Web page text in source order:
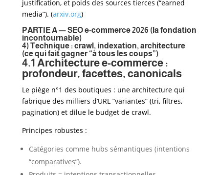
justification, et poids des sources tierces (“earned
media”). (arxiv.org)
PARTIE A — SEO e-commerce 2026 (la fondation
incontournable)
4) Technique : crawl, indexation, architecture
(ce qui fait gagner “à tous les coups”)
4.1 Architecture e-commerce :
profondeur, facettes, canonicals
Le piège n°1 des boutiques : une architecture qui
fabrique des milliers d’URL “variantes” (tri, filtres,
pagination) et dilue le budget de crawl.
Principes robustes :
Catégories comme hubs sémantiques (intentions
“comparatives”).